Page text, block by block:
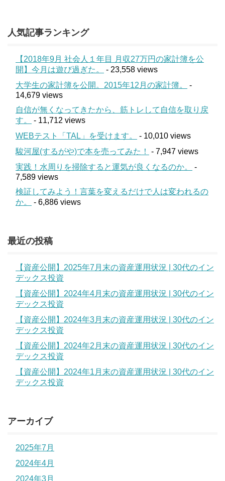
人気記事ランキング
【2018年9月 社会人１年目 月収27万円の家計簿を公
開】今月は遊び過ぎた。
- 23,558 views
大学生の家計簿を公開。2015年12月の家計簿。
-
14,679 views
自信が無くなってきたから、筋トレして自信を取り戻
す。
- 11,712 views
WEBテスト「TAL」を受けます。
- 10,010 views
駿河屋(するがや)で本を売ってみた！
- 7,947 views
実践！水周りを掃除すると運気が良くなるのか。
-
7,589 views
検証してみよう！言葉を変えるだけで人は変われるの
か。
- 6,886 views
最近の投稿
【資産公開】2025年7月末の資産運用状況 | 30代のイン
デックス投資
【資産公開】2024年4月末の資産運用状況 | 30代のイン
デックス投資
【資産公開】2024年3月末の資産運用状況 | 30代のイン
デックス投資
【資産公開】2024年2月末の資産運用状況 | 30代のイン
デックス投資
【資産公開】2024年1月末の資産運用状況 | 30代のイン
デックス投資
アーカイブ
2025年7月
2024年4月
2024年3月